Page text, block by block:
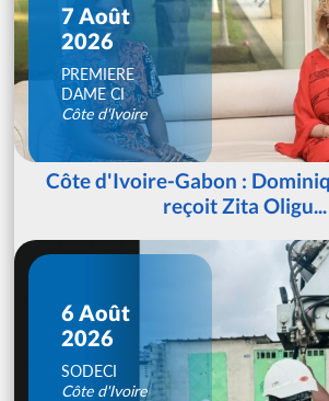
7 Août
2026
PREMIERE
DAME CI
Côte d'Ivoire
Côte d'Ivoire-Gabon :
reçoit Zita Oligu...
6 Août
2026
SODECI
Côte d'Ivoire